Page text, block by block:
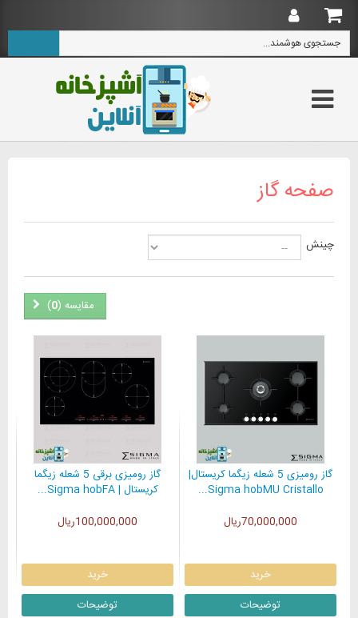
صفحه گاز
چینش
مقایسه (0
)
گاز رومیزی 5 شعله زیگما کریستال|
Sigma hobMU Cristallo...
70,000,000ریال
خرید
توضیحات
گاز رومیزی برقی 5 شعله زیگما
کریستال | Sigma hobFA...
100,000,000ریال
خرید
توضیحات